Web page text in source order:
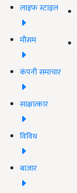
लाइफ स्टाइल
मौसम
कंपनी समाचार
साक्षात्कार
विविध
बाजार